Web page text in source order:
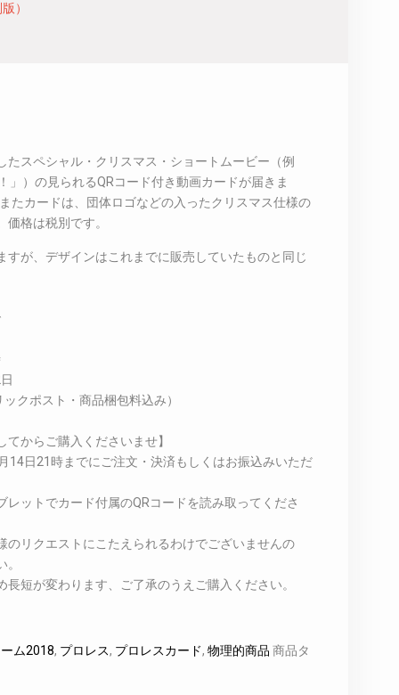
）
たスペシャル・クリスマス・ショートムービー（例
」）の見られるQRコード付き動画カードが届きま
カードは、団体ロゴなどの入ったクリスマス仕様の
格は税別です。
が、デザインはこれまでに販売していたものと同じ
クポスト・商品梱包料込み）
からご購入くださいませ】
14日21時までにご注文・決済もしくはお振込みいただ
ットでカード付属のQRコードを読み取ってくださ
リクエストにこたえられるわけでございませんの
短が変わります、ご了承のうえご購入ください。
ム2018, プロレス, プロレスカード, 物理的商品 商品タ